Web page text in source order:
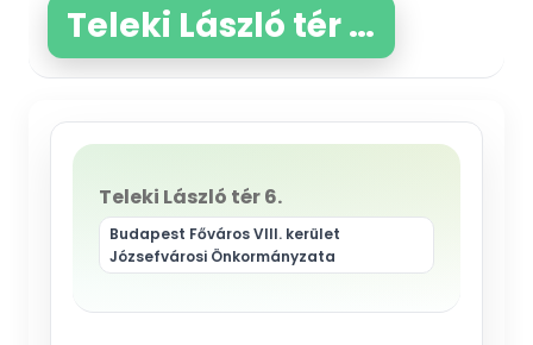
Teleki László tér 6.
Teleki László tér 6.
Budapest Főváros VIII. kerület
Józsefvárosi Önkormányzata